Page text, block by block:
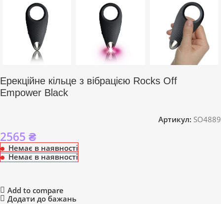
Ерекційне кільце з вібрацією Rocks Off
Empower Black
Артикул: SO4889
2565 ₴
Немає в наявності
Немає в наявності
Add to compare
Додати до бажань